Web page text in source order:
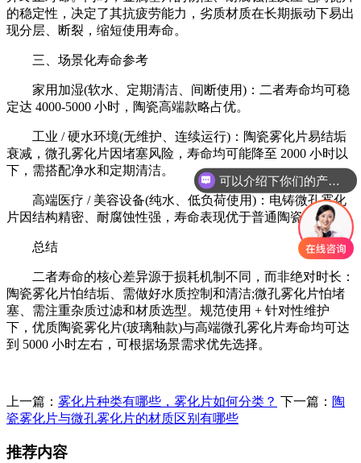
的稳定性，决定了其抗疲劳能力，劣质材质在长期振动下易出
现分层、断裂，缩短使用寿命。
三、场景化寿命参考
家用加湿(软水、定期清洁、间断使用)：二者寿命均可稳
定达 4000-5000 小时，陶瓷高端款略占优。
工业 / 硬水环境(无维护、连续运行)：陶瓷雾化片易结垢
衰减，微孔雾化片因堵塞风险，寿命均可能降至 2000 小时以
下，需搭配净水和定期清洁。
高端医疗 / 美容设备(纯水、低负荷使用)：电铸微孔雾化
片因结构精密、耐腐蚀性强，寿命表现优于普通陶瓷雾化片。
总结
二者寿命的核心差异源于损耗机制不同，而非绝对时长：
陶瓷雾化片怕结垢、需做好水质控制和清洁;微孔雾化片怕堵
塞、需注重杂质过滤和材质选型。规范使用 + 针对性维护
下，优质陶瓷雾化片(玻璃釉款)与高端微孔雾化片寿命均可达
到 5000 小时左右，可根据场景需求优先选择。
上一篇： 雾化片种类有哪些，雾化片如何分类？ 下一篇： 陶
瓷雾化片与微孔雾化片的材质区别有哪些
推荐内容
可以介绍下你们的产品么